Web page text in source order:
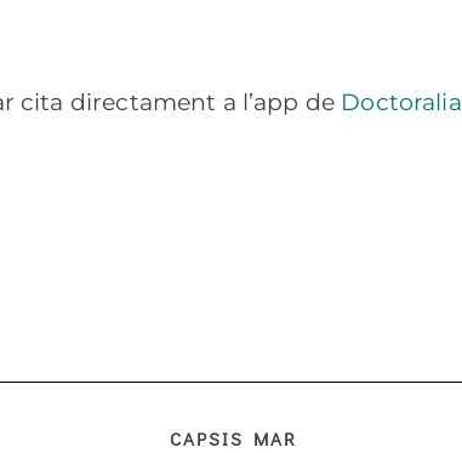
cita directament a l’app de Doctoralia
CAPSIS MAR